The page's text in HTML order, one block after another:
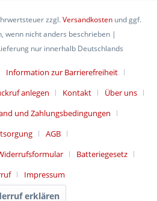
zzgl.Versandkosten und ggf.
wenn nicht anders beschrieben |
nur innerhalb Deutschlands
Information zur Barrierefreiheit
anlegen Kontakt
Über uns
und Zahlungsbedingungen
AGB
Batteriegesetz
Impressum
erklären